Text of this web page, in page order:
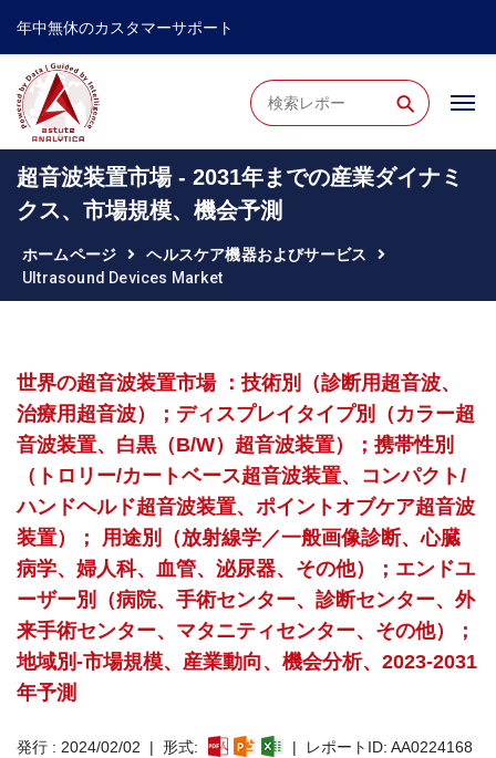
年中無休のカスタマーサポート
⚲
超音波装置市場 - 2031年までの産業ダイナミ
クス、市場規模、機会予測
ホームページ
ヘルスケア機器およびサービス
Ultrasound Devices Market
世界の超音波装置市場 ：技術別（診断用超音波、
治療用超音波）；ディスプレイタイプ別（カラー超
音波装置、白黒（B/W）超音波装置）；携帯性別
（トロリー/カートベース超音波装置、コンパクト/
ハンドヘルド超音波装置、ポイントオブケア超音波
装置）； 用途別（放射線学／一般画像診断、心臓
病学、婦人科、血管、泌尿器、その他）；エンドユ
ーザー別（病院、手術センター、診断センター、外
来手術センター、マタニティセンター、その他）；
地域別-市場規模、産業動向、機会分析、2023-2031
年予測
発行 : 2024/02/02 | 形式:
| レポートID: AA0224168